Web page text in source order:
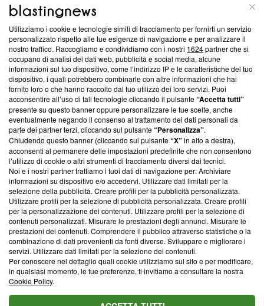
ABOUT
Questa sezione offre informazioni trasparenti su Blasting
News, sui nostri processi editoriali e su come ci impegniamo a
creare news di qualità. Inoltre, afferma la nostra aderenza a
‘Trust Project - News with Integrity’Blasting News non è
ancora membro del programma, ma ha richiesto di farne
parte; Trust Project non ha ancora effettuato una verifica di
conformità agli standard.
Su di noi
Team editoriale
Corporate
Redazione
Informativa Privacy
Cookie Policy
Blasting SA, IDI CHE-247.845.224, Via Carlo Frasca, 3 - 6900
Lugano (Svizzera) Tel:+39 0690258937
© 2026 Blasting News
Utilizziamo i cookie e tecnologie simili di tracciamento per fornirti un servizio
personalizzato rispetto alle tue esigenze di navigazione e per analizzare il
nostro traffico. Raccogliamo e condividiamo con i nostri 1624partner che si
occupano di analisi dei dati web, pubblicità e social media, alcune
informazioni sul tuo dispositivo, come l’indirizzo IP e le caratteristiche del tuo
dispositivo, i quali potrebbero combinarle con altre informazioni che hai
fornito loro o che hanno raccolto dal tuo utilizzo dei loro servizi. Puoi
acconsentire all’uso di tali tecnologie cliccando il pulsante“Accetta tutti”
presente su questo banner oppure personalizzare le tue scelte, anche
eventualmente negando il consenso al trattamento dei dati personali da
parte dei partner terzi, cliccando sul pulsante“Personalizza”.
Chiudendo questo banner (cliccando sul pulsante“X”in alto a destra),
acconsenti al permanere delle impostazioni predefinite che non consentono
l’utilizzo di cookie o altri strumenti di tracciamento diversi dai tecnici.
Noi e i nostri partner trattiamo i tuoi dati di navigazione per: Archiviare
informazioni su dispositivo e/o accedervi. Utilizzare dati limitati per la
selezione della pubblicità. Creare profili per la pubblicità personalizzata.
Utilizzare profili per la selezione di pubblicità personalizzata. Creare profili
per la personalizzazione dei contenuti. Utilizzare profili per la selezione di
contenuti personalizzati. Misurare le prestazioni degli annunci. Misurare le
prestazioni dei contenuti. Comprendere il pubblico attraverso statistiche o la
combinazione di dati provenienti da fonti diverse. Sviluppare e migliorare i
servizi. Utilizzare dati limitati per la selezione dei contenuti.
Per conoscere nel dettaglio quali cookie utilizziamo sul sito e per modificare,
in qualsiasi momento, le tue preferenze, ti invitiamo a consultare la nostra
Cookie Policy.